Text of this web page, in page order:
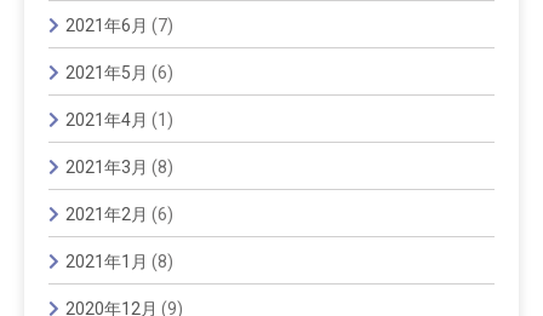
2021年6月 (7)
2021年5月 (6)
2021年4月 (1)
2021年3月 (8)
2021年2月 (6)
2021年1月 (8)
2020年12月 (9)